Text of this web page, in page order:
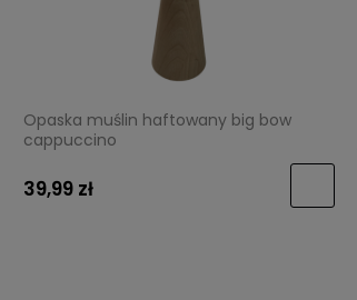
Opaska muślin haftowany big bow
cappuccino
39,99 zł